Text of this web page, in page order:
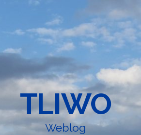
TLIWO
Weblog